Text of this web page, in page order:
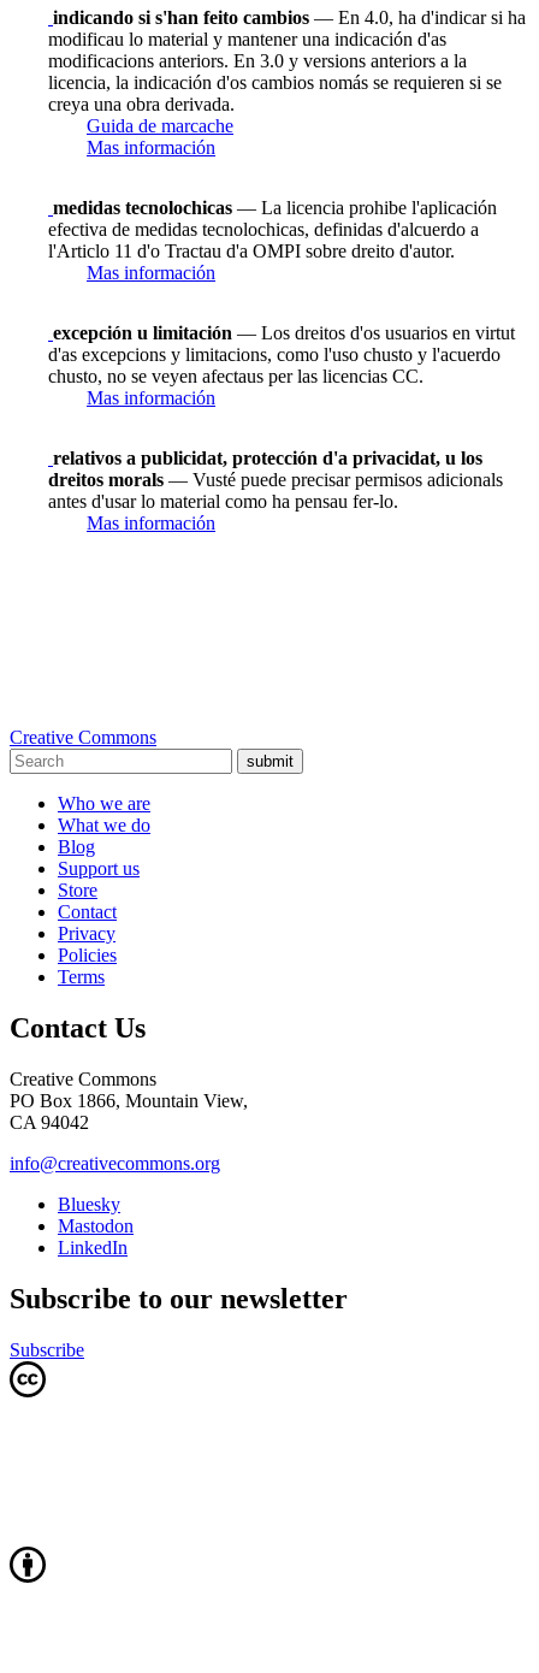
indicando si s'han feito cambios — En 4.0, ha d'indicar si ha
modificau lo material y mantener una indicación d'as
modificacions anteriors. En 3.0 y versions anteriors a la
licencia, la indicación d'os cambios nomás se requieren si se
creya una obra derivada.
Guida de marcache
Mas información
medidas tecnolochicas — La licencia prohibe l'aplicación
efectiva de medidas tecnolochicas, definidas d'alcuerdo a
l'Articlo 11 d'o Tractau d'a OMPI sobre dreito d'autor.
Mas información
excepción u limitación — Los dreitos d'os usuarios en virtut
d'as excepcions y limitacions, como l'uso chusto y l'acuerdo
chusto, no se veyen afectaus per las licencias CC.
Mas información
relativos a publicidat, protección d'a privacidat, u los
dreitos morals — Vusté puede precisar permisos adicionals
antes d'usar lo material como ha pensau fer-lo.
Mas información
Creative Commons
submit
Who we are
What we do
Blog
Support us
Store
Contact
Privacy
Policies
Terms
Contact Us
Creative Commons
PO Box 1866, Mountain View,
CA 94042
info@creativecommons.org
Bluesky
Mastodon
LinkedIn
Subscribe to our newsletter
Subscribe